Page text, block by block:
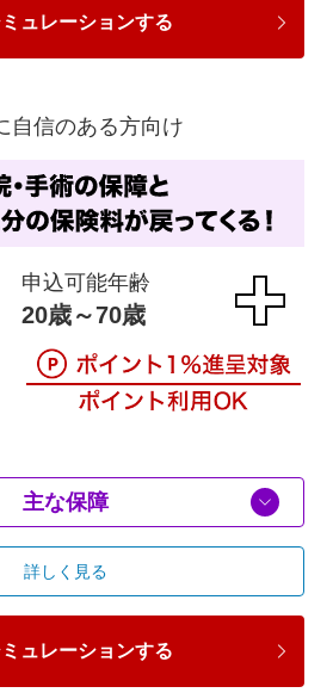
ュレーションする
自信のある方向け
申込可能年齢
20歳～70歳
主な保障
詳しく見る
ュレーションする